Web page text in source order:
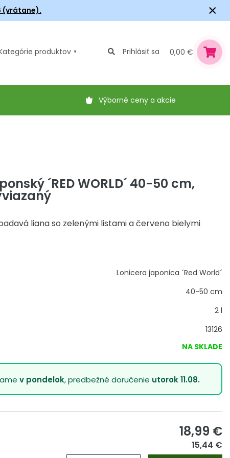
(vrátane). ×
produktov Prihlásiť sa 0,00 €
Výborné ceny a akcie
´RED WORLD´ 40-50 cm,
liana so zelenými listami a červeno bielymi
Lonicera japonica ´Red World´
40-50 cm
2 l
13126
NA SKLADE
v pondelok, predbežné doručenie utorok 11.08.
18,99 €
15,44 €